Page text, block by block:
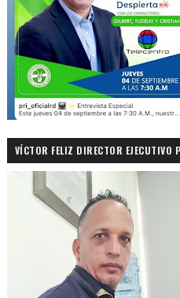
VÍCTOR FELIZ DIRECTOR EJECUTIVO